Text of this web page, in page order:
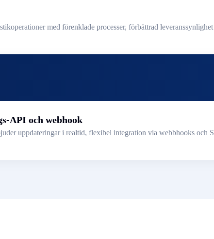
med förenklade processer, förbättrad
API och webhook
uppdateringar i realtid, flexibel integration via webbhooks och